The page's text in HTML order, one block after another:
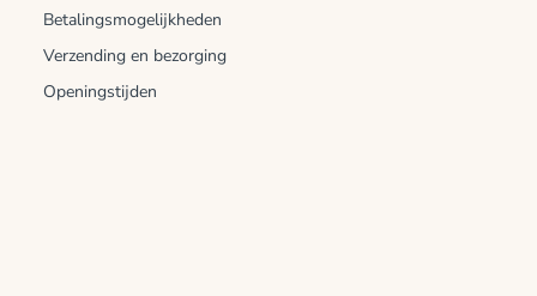
Betalingsmogelijkheden
Verzending en bezorging
Openingstijden